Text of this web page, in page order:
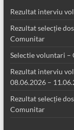
Rezultat interviu
Rezultat selecție
Comunitar
Selectie voluntari
Rezultat interviu
08.06.2026 –
Rezultat selecție
Comunitar